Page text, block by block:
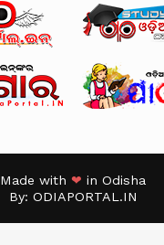
Made with ❤ in Odisha
By: ODIAPORTAL.IN